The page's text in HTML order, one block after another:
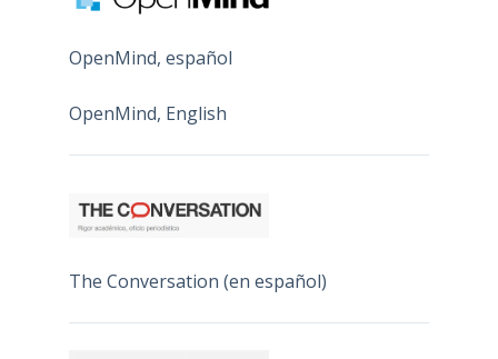
OpenMind, español
OpenMind, English
The Conversation (en español)